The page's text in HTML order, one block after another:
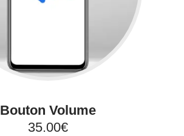
Bouton Volume
35.00€